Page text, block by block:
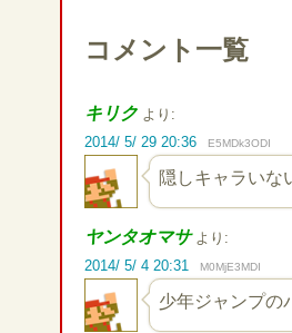
コメント一覧
キリク より:
2014/ 5/ 29 20:36
E5MDk3ODI
隠しキャラいな
ヤンタオマサ より:
2014/ 5/ 4 20:31
M0MjE3MDI
少年ジャンプの